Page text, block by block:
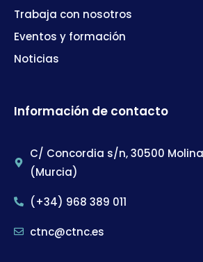
Trabaja con nosotros
Eventos y formación
Noticias
Información de contacto
C/ Concordia s/n, 30500
(Murcia)
(+34) 968 389 011
ctnc@ctnc.es